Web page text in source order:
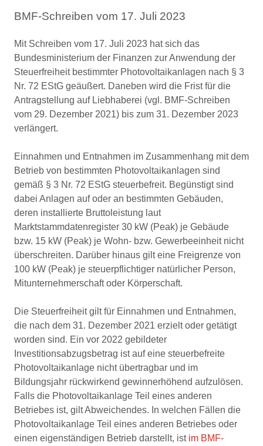
BMF-Schreiben vom 17. Juli 2023
Mit Schreiben vom 17. Juli 2023 hat sich das
Bundesministerium der Finanzen zur Anwendung der
Steuerfreiheit bestimmter Photovoltaikanlagen nach § 3
Nr. 72 EStG geäußert. Daneben wird die Frist für die
Antragstellung auf Liebhaberei (vgl. BMF-Schreiben
vom 29. Dezember 2021) bis zum 31. Dezember 2023
verlängert.
Einnahmen und Entnahmen im Zusammenhang mit dem
Betrieb von bestimmten Photovoltaikanlagen sind
gemäß § 3 Nr. 72 EStG steuerbefreit. Begünstigt sind
dabei Anlagen auf oder an bestimmten Gebäuden,
deren installierte Bruttoleistung laut
Marktstammdatenregister 30 kW (Peak) je Gebäude
bzw. 15 kW (Peak) je Wohn- bzw. Gewerbeeinheit nicht
überschreiten. Darüber hinaus gilt eine Freigrenze von
100 kW (Peak) je steuerpflichtiger natürlicher Person,
Mitunternehmerschaft oder Körperschaft.
Die Steuerfreiheit gilt für Einnahmen und Entnahmen,
die nach dem 31. Dezember 2021 erzielt oder getätigt
worden sind. Ein vor 2022 gebildeter
Investitionsabzugsbetrag ist auf eine steuerbefreite
Photovoltaikanlage nicht übertragbar und im
Bildungsjahr rückwirkend gewinnerhöhend aufzulösen.
Falls die Photovoltaikanlage Teil eines anderen
Betriebes ist, gilt Abweichendes. In welchen Fällen die
Photovoltaikanlage Teil eines anderen Betriebes oder
einen eigenständigen Betrieb darstellt, ist im BMF-